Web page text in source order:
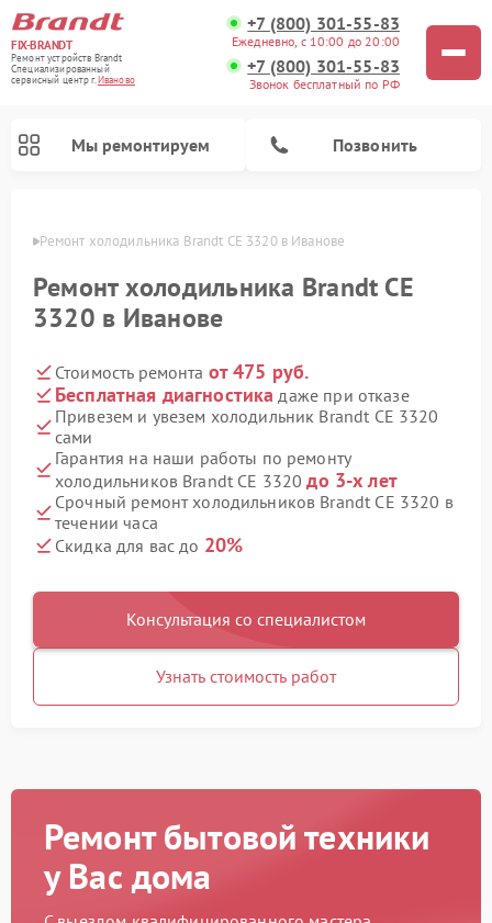
FIX-BRANDT
Ремонт устройств Brandt
Специализированный
cервисный центр г.Иваново
+7 (800) 301-55-83
Ежедневно, с 10:00 до 20:00
+7 (800) 301-55-83
Звонок бесплатный по РФ
Мы ремонтируем Позвонить
Ремонт холодильника Brandt CE 3320 в Иванове
Ремонт холодильника Brandt CE
3320 в Иванове
Стоимость ремонта от 475 руб.
Бесплатная диагностика даже при отказе
Привезем и увезем холодильник Brandt CE 3320
сами
Гарантия на наши работы по ремонту
холодильников Brandt CE 3320до 3-х лет
Срочный ремонт холодильников Brandt CE 3320 в
течении часа
Скидка для вас до 20%
Консультация со специалистом
Узнать стоимость работ
Ремонт бытовой техники
у Вас дома